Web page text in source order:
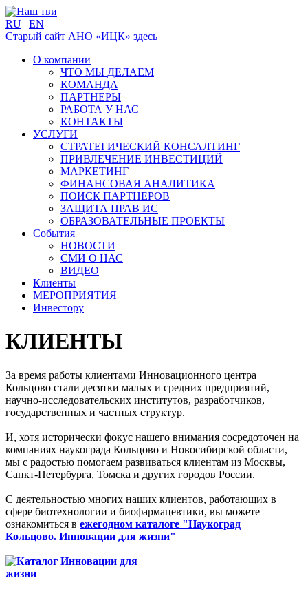
RU | EN
Старый сайт АНО «ИЦК» здесь
О компании
ЧТО МЫ ДЕЛАЕМ
КОМАНДА
ПАРТНЕРЫ
РАБОТА У НАС
КОНТАКТЫ
УСЛУГИ
СТРАТЕГИЧЕСКИЙ КОНСАЛТИНГ
ПРИВЛЕЧЕНИЕ ИНВЕСТИЦИЙ
МАРКЕТИНГ
ФИНАНСОВАЯ АНАЛИТИКА
ПОИСК ПАРТНЕРОВ
ЗАЩИТА ПРАВ ИС
ОБРАЗОВАТЕЛЬНЫЕ ПРОЕКТЫ
События
НОВОСТИ
СМИ О НАС
ВИДЕО
Клиенты
МЕРОПРИЯТИЯ
Инвестору
КЛИЕНТЫ
За время работы клиентами Инновационного центра
Кольцово стали десятки малых и средних предприятий,
научно-исследовательских институтов, разработчиков,
государственных и частных структур.
И, хотя исторически фокус нашего внимания сосредоточен на
компаниях наукограда Кольцово и Новосибирской области,
мы с радостью помогаем развиваться клиентам из Москвы,
Санкт-Петербурга, Томска и других городов России.
С деятельностью многих наших клиентов, работающих в
сфере биотехнологии и биофармацевтики, вы можете
ознакомиться в ежегодном каталоге "Наукоград
Кольцово. Инновации для жизни"